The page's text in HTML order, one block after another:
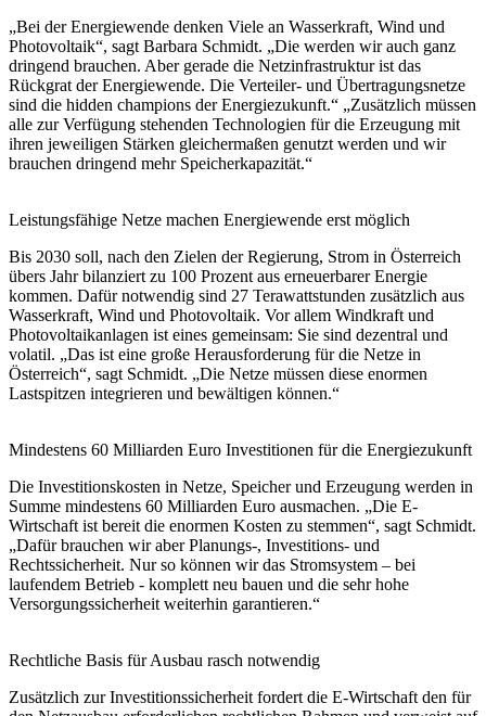
„Bei der Energiewende denken Viele an Wasserkraft, Wind und
Photovoltaik“, sagt Barbara Schmidt. „Die werden wir auch ganz
dringend brauchen. Aber gerade die Netzinfrastruktur ist das
Rückgrat der Energiewende. Die Verteiler- und Übertragungsnetze
sind die hidden champions der Energiezukunft.“ „Zusätzlich müssen
alle zur Verfügung stehenden Technologien für die Erzeugung mit
ihren jeweiligen Stärken gleichermaßen genutzt werden und wir
brauchen dringend mehr Speicherkapazität.“
Leistungsfähige Netze machen Energiewende erst möglich
Bis 2030 soll, nach den Zielen der Regierung, Strom in Österreich
übers Jahr bilanziert zu 100 Prozent aus erneuerbarer Energie
kommen. Dafür notwendig sind 27 Terawattstunden zusätzlich aus
Wasserkraft, Wind und Photovoltaik. Vor allem Windkraft und
Photovoltaikanlagen ist eines gemeinsam: Sie sind dezentral und
volatil. „Das ist eine große Herausforderung für die Netze in
Österreich“, sagt Schmidt. „Die Netze müssen diese enormen
Lastspitzen integrieren und bewältigen können.“
Mindestens 60 Milliarden Euro Investitionen für die Energiezukunft
Die Investitionskosten in Netze, Speicher und Erzeugung werden in
Summe mindestens 60 Milliarden Euro ausmachen. „Die E-
Wirtschaft ist bereit die enormen Kosten zu stemmen“, sagt Schmidt.
„Dafür brauchen wir aber Planungs-, Investitions- und
Rechtssicherheit. Nur so können wir das Stromsystem – bei
laufendem Betrieb - komplett neu bauen und die sehr hohe
Versorgungssicherheit weiterhin garantieren.“
Rechtliche Basis für Ausbau rasch notwendig
Zusätzlich zur Investitionssicherheit fordert die E-Wirtschaft den für